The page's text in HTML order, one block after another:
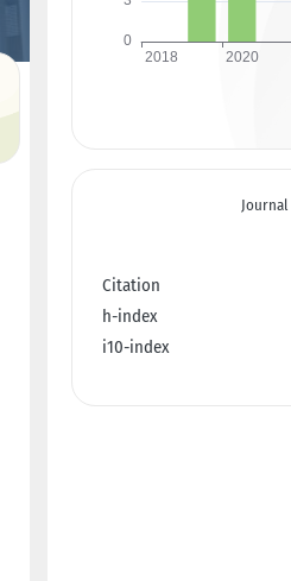
Journal
Citation
h-index
i10-index